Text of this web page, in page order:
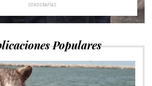
SONOGRAFÍAS
Populares